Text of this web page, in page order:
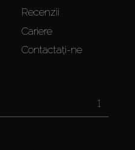
Recenzii
Cariere
Contactați-ne
1